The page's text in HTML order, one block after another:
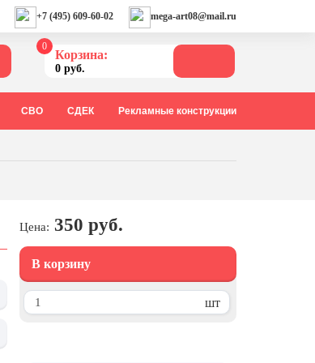
+7 (495) 609-60-02 mega-art08@mail.ru
0
Корзина:
0 руб.
СВО СДЕК Рекламные конструкции
Цена: 350 руб.
В корзину
шт